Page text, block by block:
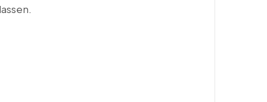
lassen.